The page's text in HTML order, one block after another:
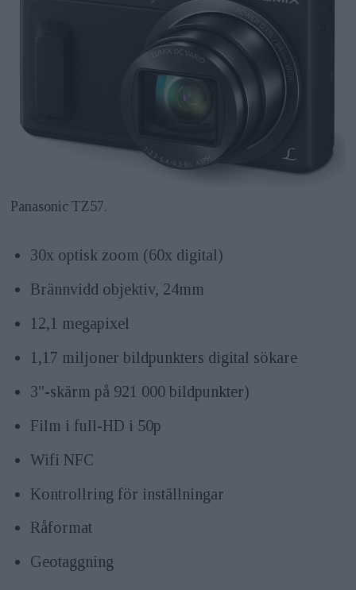
Panasonic TZ57.
30x optisk zoom (60x digital)
Brännvidd objektiv, 24mm
12,1 megapixel
1,17 miljoner bildpunkters digital sökare
3"-skärm på 921 000 bildpunkter)
Film i full-HD i 50p
Wifi NFC
Kontrollring för inställningar
Råformat
Geotaggning